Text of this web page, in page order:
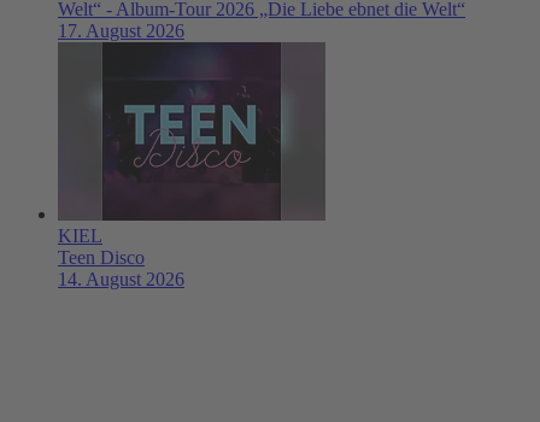
Welt“ - Album-Tour 2026 „Die Liebe ebnet die Welt“
17. August 2026
KIEL
Teen Disco
14. August 2026